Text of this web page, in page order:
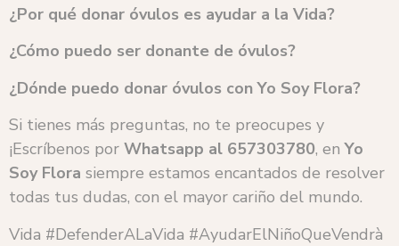
¿Por qué donar óvulos es ayudar a la Vida?
¿Cómo puedo ser donante de óvulos?
¿Dónde puedo donar óvulos con Yo Soy Flora?
Si tienes más preguntas, no te preocupes y
¡Escríbenos por Whatsapp al 657303780, enYo
Soy Flora siempre estamos encantados de resolver
todas tus dudas, con el mayor cariño del mundo.
Vida #DefenderALaVida #AyudarElNiñoQueVendrà